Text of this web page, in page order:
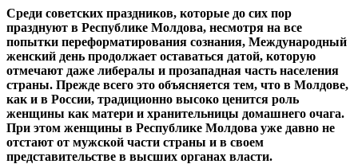
Среди советских праздников, которые до сих пор
празднуют в Республике Молдова, несмотря на все
попытки переформатирования сознания, Международный
женский день продолжает оставаться датой, которую
отмечают даже либералы и прозападная часть населения
страны. Прежде всего это объясняется тем, что в Молдове,
как и в России, традиционно высоко ценится роль
женщины как матери и хранительницы домашнего очага.
При этом женщины в Республике Молдова уже давно не
отстают от мужской части страны и в своем
представительстве в высших органах власти.